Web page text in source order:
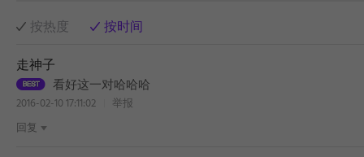
按热度
按时间
走神子
看好这一对哈哈哈
2016-02-10 17:11:02
举报
回复